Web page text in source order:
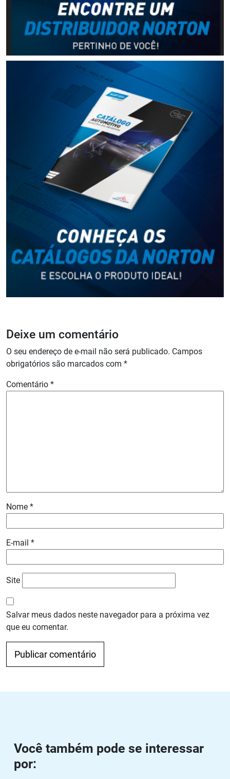
Deixe um comentário
O seu endereço de e-mail não será publicado. Campos
obrigatórios são marcados com *
Comentário *
Nome *
E-mail *
Site
Salvar meus dados neste navegador para a próxima vez
que eu comentar.
Você também pode se interessar
por: